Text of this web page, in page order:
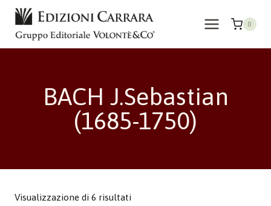
Salta
contenuto
0
BACH J.Sebastian
(1685-1750)
Visualizzazione di 6 risultati